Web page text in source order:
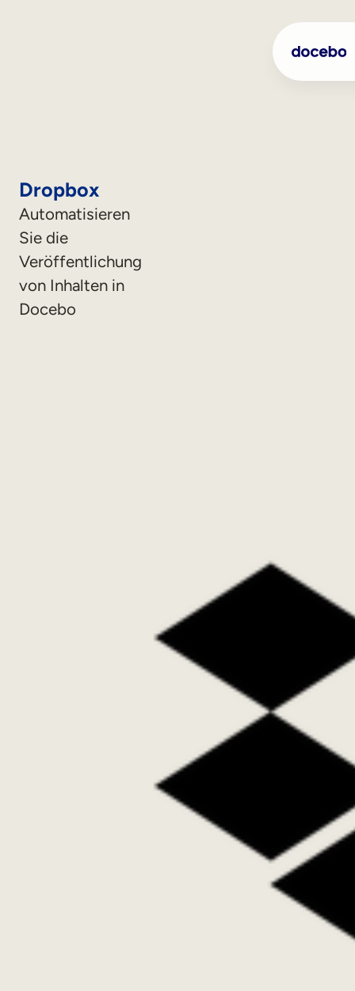
Dropbox
Automatisieren
Sie die
Veröffentlichung
von Inhalten in
Docebo